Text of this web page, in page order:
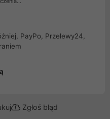
PayPo, Przelewy24,
Zgłoś błąd